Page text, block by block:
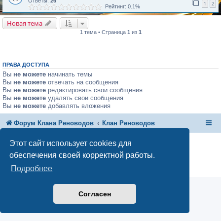
Этот сайт использует cookies для
обеспечения своей корректной работы.
Подробнее
Согласен
1 2
Рейтинг: 0.1%
Новая тема
1 тема • Страница 1 из 1
ПРАВА ДОСТУПА
Вы не можете начинать темы
Вы не можете отвечать на сообщения
Вы не можете редактировать свои сообщения
Вы не можете удалять свои сообщения
Вы не можете добавлять вложения
Форум Клана Реноводов Клан Реноводов
Русская поддержка phpBB